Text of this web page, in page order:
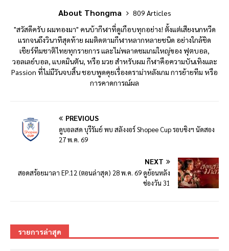
About Thongma
809 Articles
"สวัสดีครับ ผมทองมา" คนบ้ากีฬาที่ดูเกือบทุกอย่าง! ตั้งแต่เสียงนกหวีด
แรกจนถึงวินาทีสุดท้าย ผมติดตามกีฬาหลากหลายชนิด อย่างใกล้ชิด
เชียร์ทีมชาติไทยทุกรายการ และไม่พลาดชมเกมใหญ่ของ ฟุตบอล,
วอลเลย์บอล, แบดมินตัน, หรือ มวย สำหรับผม กีฬาคือความบันเทิงและ
Passion ที่ไม่มีวันจบสิ้น ชอบพูดคุยเรื่องดราม่าหลังเกม การย้ายทีม หรือ
การคาดการณ์ผล
PREVIOUS
ดูบอลสด บุรีรัมย์ พบ สลังงอร์ Shopee Cup รอบชิงฯ นัดสอง
27 พ.ค. 69
NEXT
สอดสร้อยมาลา EP.12 (ตอนล่าสุด) 28 พ.ค. 69 ดูย้อนหลัง
ช่องวัน 31
รายการล่าสุด